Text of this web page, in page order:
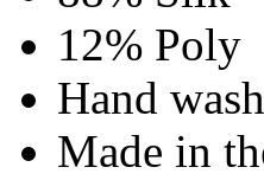
12% Poly
Hand
Made in